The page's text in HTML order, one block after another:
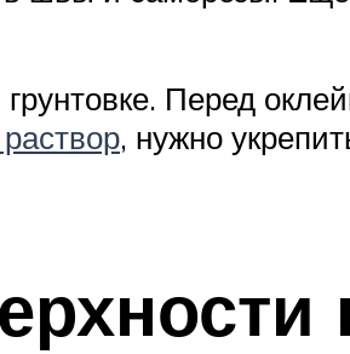
Перед
, нужно